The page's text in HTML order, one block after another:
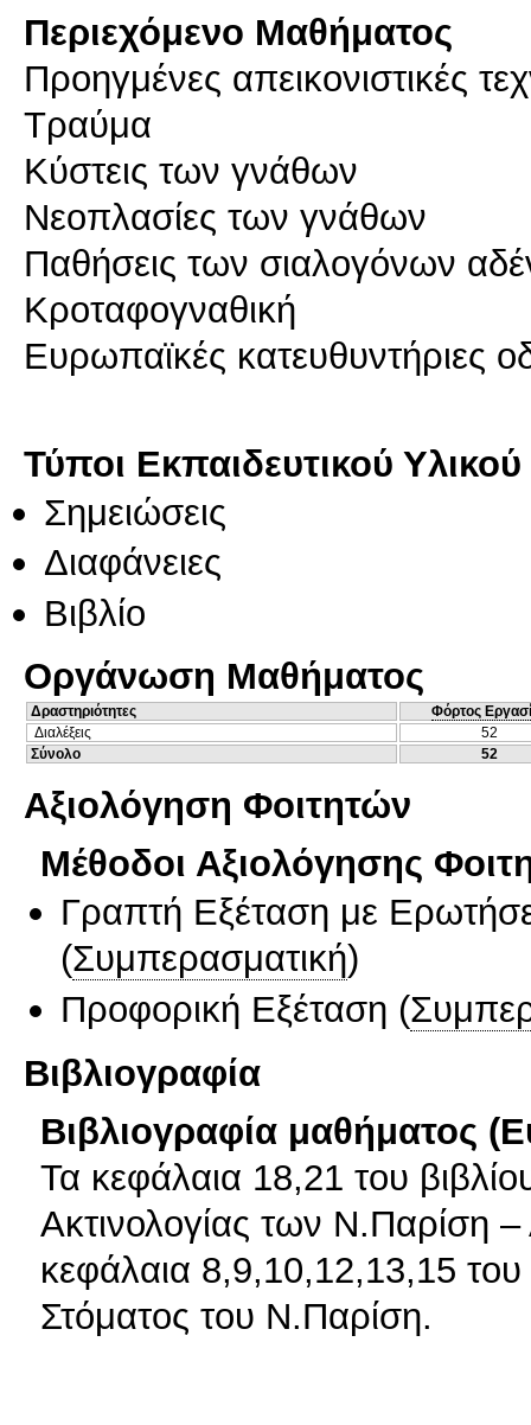
Περιεχόμενο Μαθήματος
Προηγμένες απεικονιστικές
Τραύμα
Κύστεις των γνάθων
Νεοπλασίες των γνάθων
Παθήσεις των σιαλογόνων
Κροταφογναθική
Ευρωπαϊκές κατευθυντήριες
Τύποι Εκπαιδευτικού Υλικού
Σημειώσεις
Διαφάνειες
Βιβλίο
Οργάνωση Μαθήματος
Δραστηριότητες
Φόρτος
Διαλέξεις
52
Σύνολο
52
Αξιολόγηση Φοιτητών
Μέθοδοι Αξιολόγησης
Γραπτή Εξέταση με
(Συμπερασματική)
Προφορική Εξέταση (
Βιβλιογραφία
Βιβλιογραφία μαθήματος
Τα κεφάλαια 18,21 του
Ακτινολογίας των Ν.Παρίση
κεφάλαια 8,9,10,12,13,15 του
Στόματος του Ν.Παρίση.